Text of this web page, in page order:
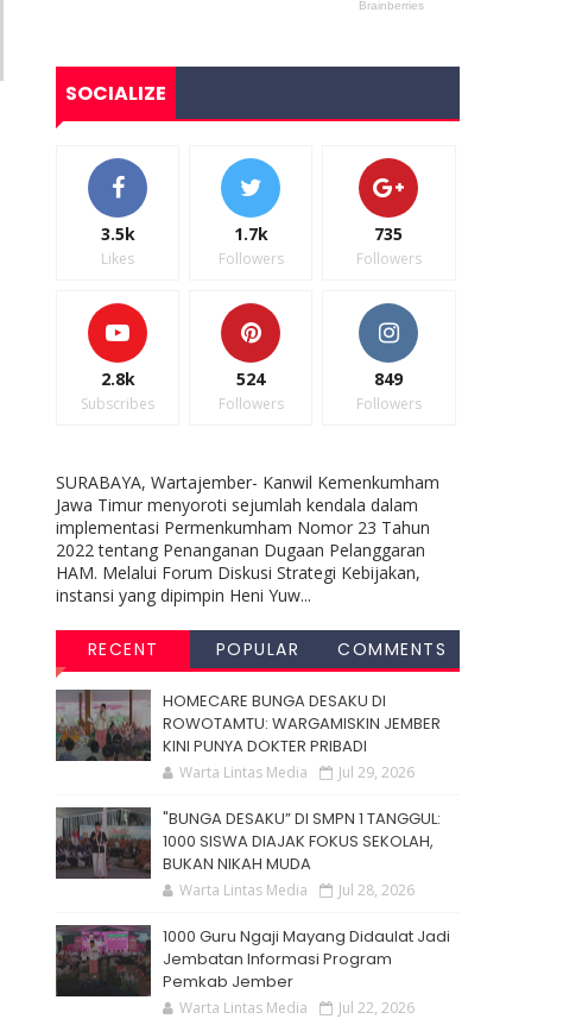
SOCIALIZE
3.5k
Likes
1.7k
Followers
735
Followers
2.8k
Subscribes
524
Followers
849
Followers
SURABAYA, Wartajember- Kanwil Kemenkumham
Jawa Timur menyoroti sejumlah kendala dalam
implementasi Permenkumham Nomor 23 Tahun
2022 tentang Penanganan Dugaan Pelanggaran
HAM. Melalui Forum Diskusi Strategi Kebijakan,
instansi yang dipimpin Heni Yuw...
RECENT POPULAR COMMENTS
HOMECARE BUNGA DESAKU DI
ROWOTAMTU: WARGAMISKIN JEMBER
KINI PUNYA DOKTER PRIBADI
Warta Lintas Media Jul 29, 2026
"BUNGA DESAKU” DI SMPN 1 TANGGUL:
1000 SISWA DIAJAK FOKUS SEKOLAH,
BUKAN NIKAH MUDA
Warta Lintas Media Jul 28, 2026
1000 Guru Ngaji Mayang Didaulat Jadi
Jembatan Informasi Program
Pemkab Jember
Warta Lintas Media Jul 22, 2026